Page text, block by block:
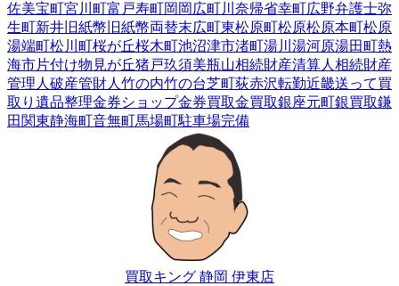
佐美宝町宮川町富戸寿町岡 岡広町川奈帰省幸町広野弁護士弥
生町新井 旧紙幣 旧紙幣両替末広町東松原町松原松原本町松原
湯端町松川町桜が丘桜木町池沼津市渚町湯川 湯河原湯田町熱
海市片付け物見が丘猪戸玖須美瓶山相続財産清算人 相続財産
管理人 破産管財人 竹の内竹の台芝町荻赤沢転勤近畿送って買
取り 遺品整理金券ショップ金券買取金買取銀座元町銀買取鎌
田 関東静海町音無町馬場町駐車場完備
買取キング 静岡 伊東店